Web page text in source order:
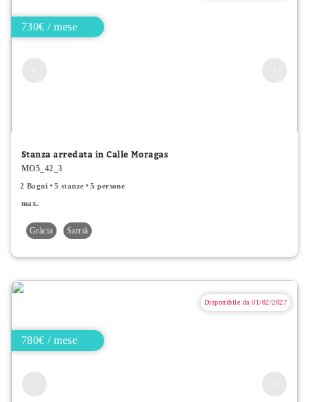
730€ / mese
Stanza arredata in Calle Moragas
MO5_42_3
2 Bagni 5 stanze 5 persone
max.
Gràcia Sarrià
Disponibile da 01/02/2027
780€ / mese